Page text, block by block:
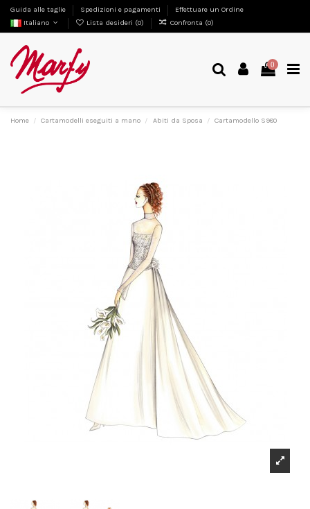
Guida alle taglie Spedizioni e pagamenti
Effettuare un Ordine
Italiano
Lista desideri (0) Confronta (0)
0
Home Cartamodelli eseguiti a mano Abiti da Sposa Cartamodello S980